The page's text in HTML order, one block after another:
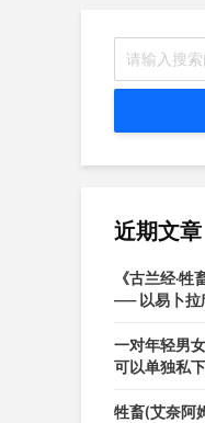
近期文章
《古兰经·
—— 以易卜拉
一对年轻男
可以单独私
牲畜(艾奈阿